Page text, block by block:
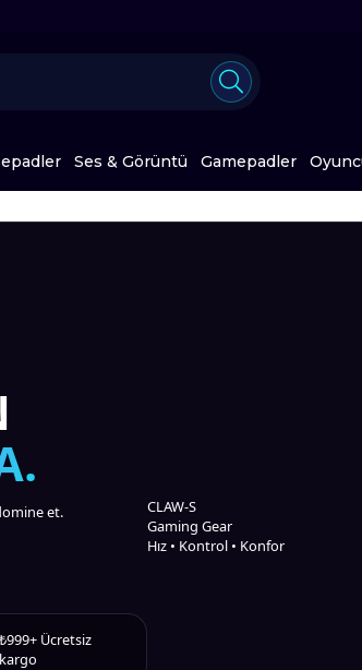
Ses & Görüntü Gamepadler
et.
₺999+ Ücretsiz
kargo
CLAW-S
Gaming Gear
Hız • Kontrol • Konfor